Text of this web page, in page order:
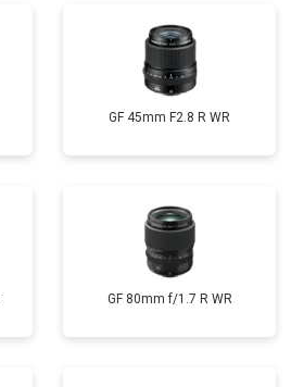
GF 45mm F2.8 R WR
GF 80mm f/1.7 R WR